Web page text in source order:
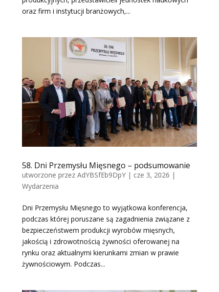
oraz firm i instytucji branżowych,...
58. Dni Przemysłu Mięsnego – podsumowanie
utworzone przez AdYBSfEb9DpY| cze 3, 2026 |
Wydarzenia
Dni Przemysłu Mięsnego to wyjątkowa konferencja,
podczas której poruszane są zagadnienia związane z
bezpieczeństwem produkcji wyrobów mięsnych,
jakością i zdrowotnością żywności oferowanej na
rynku oraz aktualnymi kierunkami zmian w prawie
żywnościowym. Podczas...